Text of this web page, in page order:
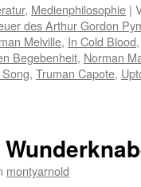
, Medienphilosophie |
des Arthur Gordon
Melville, In Cold Blood
Begebenheit, Norman
, Truman Capote,
montyarnold